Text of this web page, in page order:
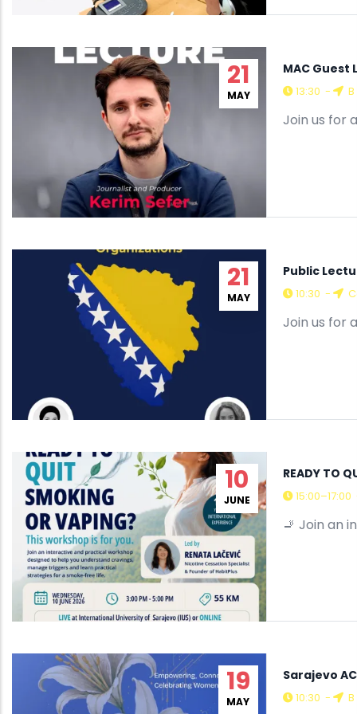
21
MAY
MAC
13:30 -
Join us for
21
MAY
Public
10:30 -
Join us for
10
JUNE
READY TO
15:00–17:00
🚬 Join an
19
MAY
Sarajevo
10:30 - B